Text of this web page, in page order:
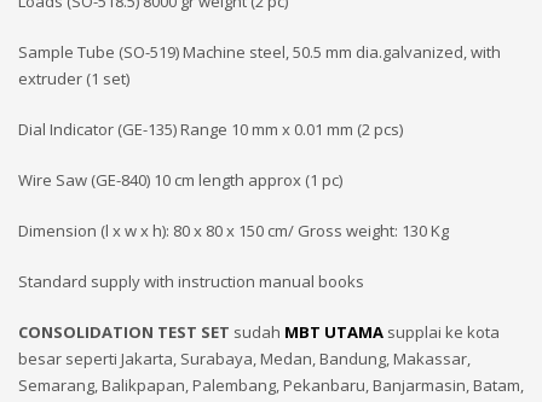
Sample Tube (SO-519) Machine steel, 50.5 mm dia.galvanized, with
extruder (1 set)
Dial Indicator (GE-135) Range 10 mm x 0.01 mm (2 pcs)
Wire Saw (GE-840) 10 cm length approx (1 pc)
Dimension (l x w x h): 80 x 80 x 150 cm/ Gross weight: 130 Kg
Standard supply with instruction manual books
CONSOLIDATION TEST SET sudah MBT UTAMA supplai ke kota
besar seperti Jakarta, Surabaya, Medan, Bandung, Makassar,
Semarang, Balikpapan, Palembang, Pekanbaru, Banjarmasin, Batam,